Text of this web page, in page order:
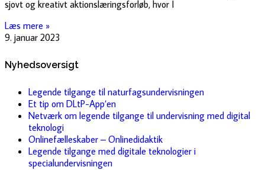
sjovt og kreativt aktionslæringsforløb, hvor I
Læs mere »
9. januar 2023
Nyhedsoversigt
Legende tilgange til naturfagsundervisningen
Et tip om DLtP-App’en
Netværk om legende tilgange til undervisning med digital
teknologi
Onlinefælleskaber – Onlinedidaktik
Legende tilgange med digitale teknologier i
specialundervisningen